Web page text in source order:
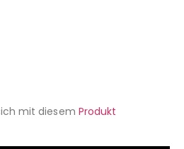
mit diesem Produkt